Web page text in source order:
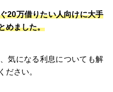
20万借りたい人向けに大手
めました。
気になる利息についても解
ださい。